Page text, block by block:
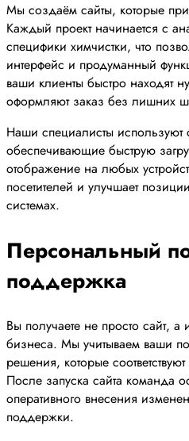
Мы создаём сайты, которые
Каждый проект начинается с
специфики химчистки, что
интерфейс и продуманный
ваши клиенты быстро находят
оформляют заказ без лишних
Наши специалисты используют
обеспечивающие быструю
отображение на любых
посетителей и улучшает
системах.
Персональный
поддержка
Вы получаете не просто сайт, а
бизнеса. Мы учитываем ваши
решения, которые
После запуска сайта команда
оперативного внесения
поддержки.